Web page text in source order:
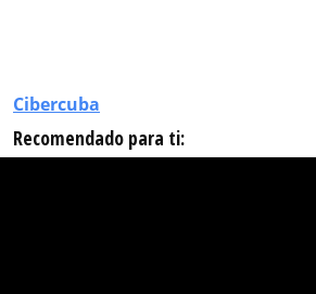
Cibercuba
Recomendado para ti: